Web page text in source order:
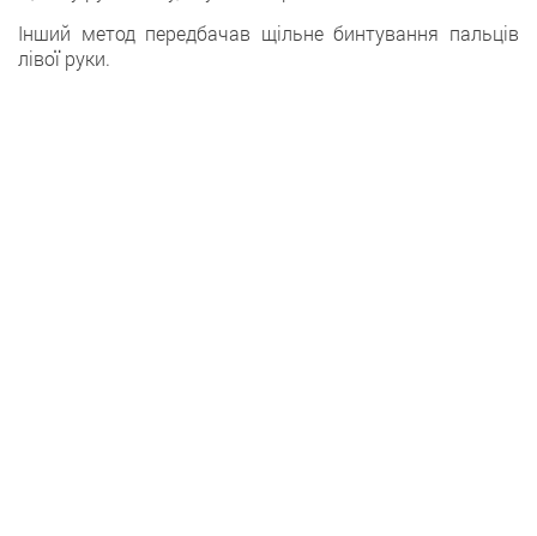
Інший метод передбачав щільне бинтування пальців
лівої руки.